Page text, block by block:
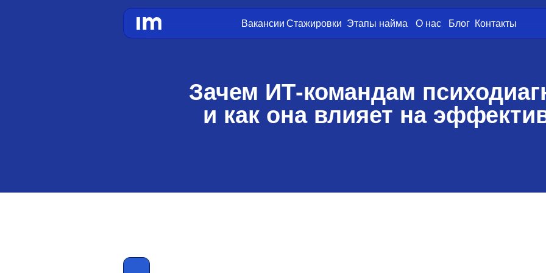
Вакансии Стажировки Этапы найма О нас Блог Контакты
Зачем ИТ-командам
и как она влияет на